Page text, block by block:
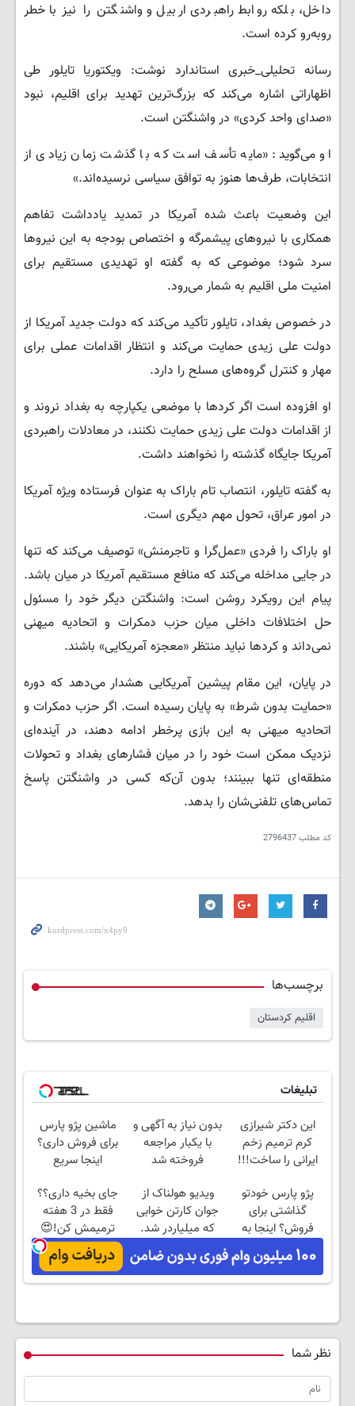
داخل، بلکه روابط راهبردی اربیل و واشنگتن را نیز با خطر
روبه‌رو کرده است.
رسانه تحلیلی_خبری استاندارد نوشت: ویکتوریا تایلور طی
اظهاراتی اشاره می‌کند که بزرگ‌ترین تهدید برای اقلیم، نبود
«صدای واحد کردی» در واشنگتن است.
او می‌گوید: «مایه تأسف است که با گذشت زمان زیادی از
انتخابات، طرف‌ها هنوز به توافق سیاسی نرسیده‌اند.»
این وضعیت باعث شده آمریکا در تمدید یادداشت تفاهم
همکاری با نیروهای پیشمرگه و اختصاص بودجه به این نیروها
سرد شود؛ موضوعی که به گفته او تهدیدی مستقیم برای
امنیت ملی اقلیم به شمار می‌رود.
در خصوص بغداد، تایلور تأکید می‌کند که دولت جدید آمریکا از
دولت علی زیدی حمایت می‌کند و انتظار اقدامات عملی برای
مهار و کنترل گروه‌های مسلح را دارد.
او افزوده است اگر کردها با موضعی یکپارچه به بغداد نروند و
از اقدامات دولت علی زیدی حمایت نکنند، در معادلات راهبردی
آمریکا جایگاه گذشته را نخواهند داشت.
به گفته تایلور، انتصاب تام باراک به عنوان فرستاده ویژه آمریکا
در امور عراق، تحول مهم دیگری است.
او باراک را فردی «عمل‌گرا و تاجرمنش» توصیف می‌کند که تنها
در جایی مداخله می‌کند که منافع مستقیم آمریکا در میان باشد.
پیام این رویکرد روشن است: واشنگتن دیگر خود را مسئول
حل اختلافات داخلی میان حزب دمکرات و اتحادیه میهنی
نمی‌داند و کردها نباید منتظر «معجزه آمریکایی» باشند.
در پایان، این مقام پیشین آمریکایی هشدار می‌دهد که دوره
«حمایت بدون شرط» به پایان رسیده است. اگر حزب دمکرات و
اتحادیه میهنی به این بازی پرخطر ادامه دهند، در آینده‌ای
نزدیک ممکن است خود را در میان فشارهای بغداد و تحولات
منطقه‌ای تنها ببینند؛ بدون آن‌که کسی در واشنگتن پاسخ
تماس‌های تلفنی‌شان را بدهد.
کد مطلب2796437
برچسب‌ها
اقلیم کردستان
تبلیغات
این دکتر شیرازی
کرم ترمیم زخم
ایرانی را ساخت!!!
بدون نیاز به آگهی و
با یکبار مراجعه
فروخته شد
ماشین پژو پارس
برای فروش داری؟
اینجا سریع
پژو پارس خودتو
گذاشتی برای
فروش؟ اینجا به
راحتی بفروش
ویدیو هولناک از
جوان کارتن خوابی
که میلیاردر شد.
آموزش رایگان
جای بخیه داری؟؟
فقط در 3 هفته
ترمیمش کن!😍
نظر شما